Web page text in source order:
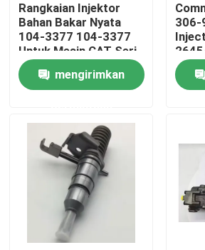
Produk
Video
Tentang kami
Tur Pabrik
Kontrol kualitas
Rangkaian Injektor
Bahan Bakar Nyata
104-3377 104-3377
Untuk Mesin CAT Seri
3126
mengirimkan
306-